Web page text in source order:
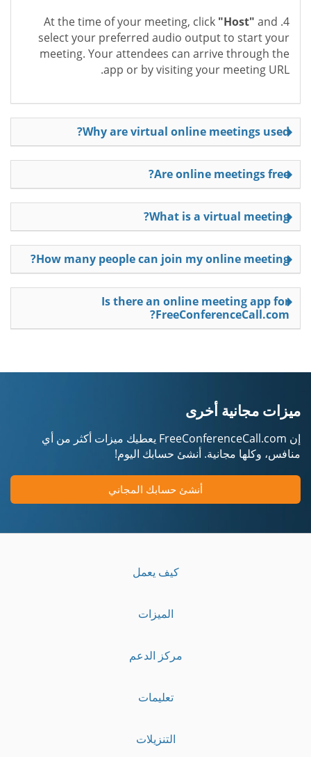
4. At the time of your meeting, click
"Host" and
select your preferred audio output to start your
meeting. Your attendees can arrive through the
app or by visiting your meeting URL.
Why are virtual online meetings used?
Are online meetings free?
What is a virtual meeting?
How many people can join my online meeting?
Is there an online meeting app for
FreeConferenceCall.com?
ميزات مجانية أخرى
إن FreeConferenceCall.com يعطيك ميزات أكثر من أي
منافس، وكلها مجانية. أنشئ حسابك اليوم!
أنشئ حسابك المجاني
كيف يعمل
الميزات
مركز الدعم
تعليمات
التنزيلات